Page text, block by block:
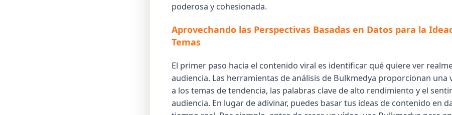
poderosa y cohesionada.
Aprovechando las Perspectivas Basadas en Datos para la
Temas
El primer paso hacia el contenido viral es identificar qué quiere ver
audiencia. Las herramientas de análisis de Bulkmedya proporcionan una
a los temas de tendencia, las palabras clave de alto rendimiento y el
audiencia. En lugar de adivinar, puedes basar tus ideas de contenido en